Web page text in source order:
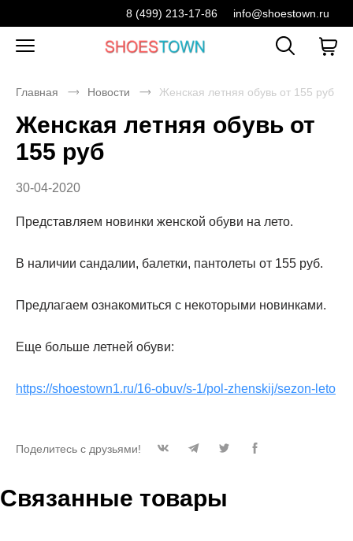
8 (499) 213-17-86 info@shoestown.ru
Главная Новости Женская летняя обувь от 155 руб
Женская летняя обувь от
155 руб
30-04-2020
Представляем новинки женской обуви на лето.
В наличии сандалии, балетки, пантолеты от 155 руб.
Предлагаем ознакомиться с некоторыми новинками.
Еще больше летней обуви:
https://shoestown1.ru/16-obuv/s-1/pol-zhenskij/sezon-leto
Поделитесь с друзьями!
Связанные товары